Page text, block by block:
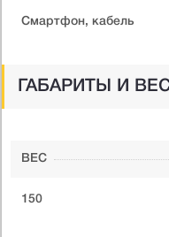
Смартфон, кабель
ГАБАРИТЫ И
ВЕС
150